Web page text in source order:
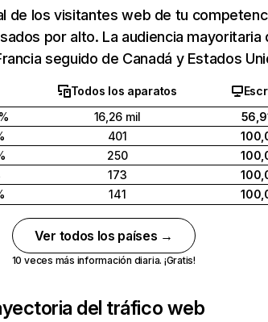
de los visitantes web de tu
por alto. La audiencia mayoritaria
seguido de Canadá y Estados
Todos los aparatos
16,26 mil
401
250
173
141
Ver todos los países →
10 veces más información diaria. ¡Gratis!
del tráfico web